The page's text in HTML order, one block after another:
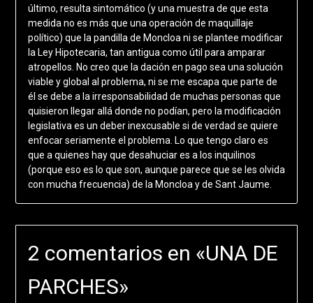
último, resulta sintomático (y una muestra de que esta
medida no es más que una operación de maquillaje
político) que la pandilla de Moncloa ni se plantee modificar
la Ley Hipotecaria, tan antigua como útil para amparar
atropellos. No creo que la dación en pago sea una solución
viable y global al problema, ni se me escapa que parte de
él se debe a la irresponsabilidad de muchas personas que
quisieron llegar allá donde no podían, pero la modificación
legislativa es un deber inexcusable si de verdad se quiere
enfocar seriamente el problema. Lo que tengo claro es
que a quienes hay que desahuciar es a los inquilinos
(porque eso es lo que son, aunque parece que se les olvida
con mucha frecuencia) de la Moncloa y de Sant Jaume.
2 comentarios en «UNA DE
PARCHES»